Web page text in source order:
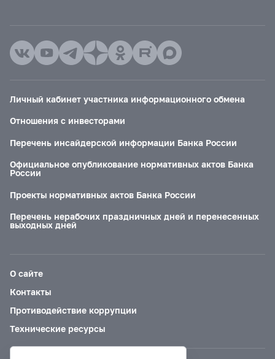
Личный кабинет участника информационного обмена
Отношения с инвесторами
Перечень инсайдерской информации Банка России
Официальное опубликование нормативных актов Банка
России
Проекты нормативных актов Банка России
Перечень нерабочих праздничных дней и перенесенных
выходных дней
О сайте
Контакты
Противодействие коррупции
Технические ресурсы